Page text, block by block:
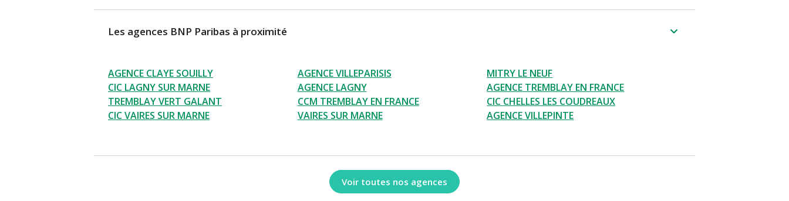
Les agences BNP Paribas à proximité
AGENCE CLAYE SOUILLY AGENCE VILLEPARISIS
MITRY LE NEUF
CIC LAGNY SUR MARNE
AGENCE LAGNY
AGENCE TREMBLAY EN FRANCE
TREMBLAY VERT GALANT
CCM TREMBLAY EN FRANCE
CIC CHELLES LES COUDREAUX
CIC VAIRES SUR MARNE
VAIRES SUR MARNE AGENCE VILLEPINTE
Voir toutes nos agences